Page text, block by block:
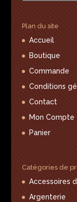
Plan du site
Accueil
Boutique
Commande
Conditions
Contact
Mon Compte
Panier
Catégories de
Accessoires
Argenterie